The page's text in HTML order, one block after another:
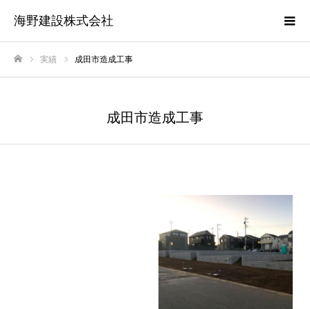
海野建設株式会社
実績 成田市造成工事
成田市造成工事